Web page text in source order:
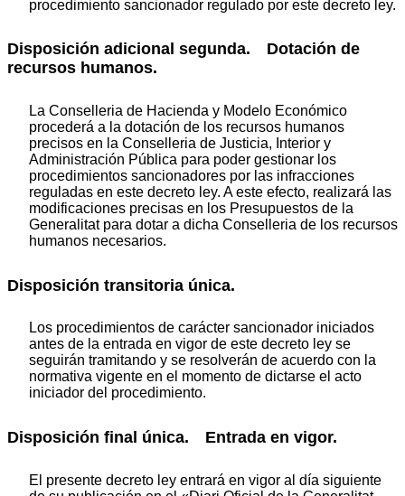
procedimiento sancionador regulado por este decreto ley.
Disposición adicional segunda. Dotación de
recursos humanos.
La Conselleria de Hacienda y Modelo Económico
procederá a la dotación de los recursos humanos
precisos en la Conselleria de Justicia, Interior y
Administración Pública para poder gestionar los
procedimientos sancionadores por las infracciones
reguladas en este decreto ley. A este efecto, realizará las
modificaciones precisas en los Presupuestos de la
Generalitat para dotar a dicha Conselleria de los recursos
humanos necesarios.
Disposición transitoria única.
Los procedimientos de carácter sancionador iniciados
antes de la entrada en vigor de este decreto ley se
seguirán tramitando y se resolverán de acuerdo con la
normativa vigente en el momento de dictarse el acto
iniciador del procedimiento.
Disposición final única. Entrada en vigor.
El presente decreto ley entrará en vigor al día siguiente